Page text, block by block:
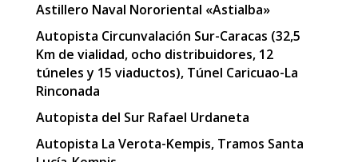
Astillero Naval Nororiental «Astialba»
Autopista Circunvalación Sur-Caracas (32,5
Km de vialidad, ocho distribuidores, 12
túneles y 15 viaductos), Túnel Caricuao-La
Rinconada
Autopista del Sur Rafael Urdaneta
Autopista La Verota-Kempis, Tramos Santa